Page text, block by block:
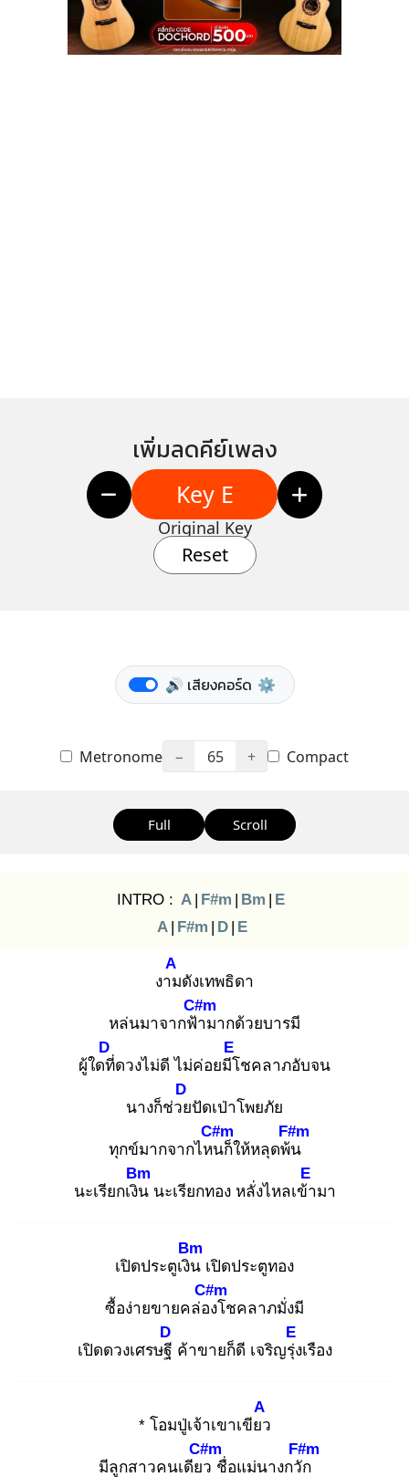
เพิ่มลดคีย์เพลง
Key E
Original Key
Reset
🔊 เสียงคอร์ด ⚙️
Metronome − 65 + Compact
Full Scroll
INTRO : A | F#m | Bm | E
A | F#m | D | E
งาม
A
ดังเทพธิดา
หล่นมาจากฟ้า
C#m
มากด้วยบารมี
ผู้ใดที่
D
ดวงไม่ดี ไม่ค่อยมีโ
E
ชคลาภอับจน
นางก็ช่วย
D
ปัดเป่าโพยภัย
ทุกข์มากจากไหน
C#m
ก็ให้หลุดพ้น
F#m
นะเรียกเงิน
Bm
นะเรียกทอง หลั่งไหลเข้า
E
มา
เปิดประตูเงิน
Bm
เปิดประตูทอง
ซื้อง่ายขายคล่อง
C#m
โชคลาภมั่งมี
เปิดดวงเศรษฐี
D
ค้าขายก็ดี เจริญรุ่ง
E
เรือง
* โอมปู่เจ้าเขาเขียว
A
มีลูกสาวคนเดียว
C#m
ชื่อแม่นางกวัก
F#m